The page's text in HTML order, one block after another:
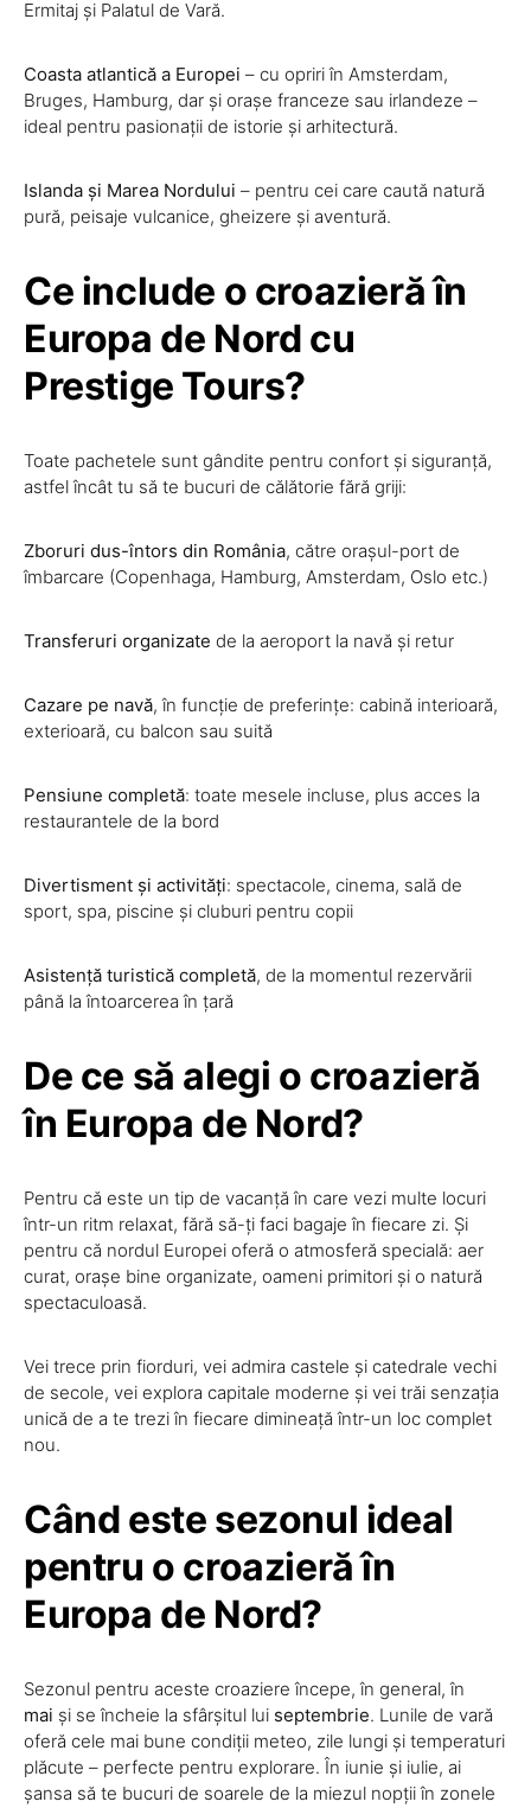
Ermitaj și Palatul de Vară.
Coasta atlantică a Europei – cu opriri în Amsterdam,
Bruges, Hamburg, dar și orașe franceze sau irlandeze –
ideal pentru pasionații de istorie și arhitectură.
Islanda și Marea Nordului – pentru cei care caută natură
pură, peisaje vulcanice, gheizere și aventură.
Ce include o croazieră în
Europa de Nord cu
Prestige Tours?
Toate pachetele sunt gândite pentru confort și siguranță,
astfel încât tu să te bucuri de călătorie fără griji:
Zboruri dus-întors din România, către orașul-port de
îmbarcare (Copenhaga, Hamburg, Amsterdam, Oslo etc.)
Transferuri organizate de la aeroport la navă și retur
Cazare pe navă, în funcție de preferințe: cabină interioară,
exterioară, cu balcon sau suită
Pensiune completă: toate mesele incluse, plus acces la
restaurantele de la bord
Divertisment și activități: spectacole, cinema, sală de
sport, spa, piscine și cluburi pentru copii
Asistență turistică completă, de la momentul rezervării
până la întoarcerea în țară
De ce să alegi o croazieră
în Europa de Nord?
Pentru că este un tip de vacanță în care vezi multe locuri
într-un ritm relaxat, fără să-ți faci bagaje în fiecare zi. Și
pentru că nordul Europei oferă o atmosferă specială: aer
curat, orașe bine organizate, oameni primitori și o natură
spectaculoasă.
Vei trece prin fiorduri, vei admira castele și catedrale vechi
de secole, vei explora capitale moderne și vei trăi senzația
unică de a te trezi în fiecare dimineață într-un loc complet
nou.
Când este sezonul ideal
pentru o croazieră în
Europa de Nord?
Sezonul pentru aceste croaziere începe, în general, în
mai și se încheie la sfârșitul lui septembrie. Lunile de vară
oferă cele mai bune condiții meteo, zile lungi și temperaturi
plăcute – perfecte pentru explorare. În iunie și iulie, ai
șansa să te bucuri de soarele de la miezul nopții în zonele